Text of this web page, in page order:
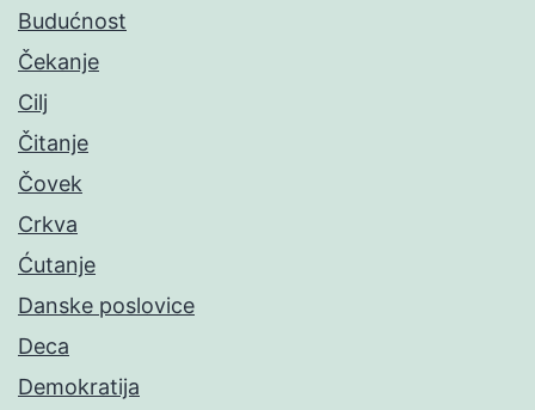
Budućnost
Čekanje
Cilj
Čitanje
Čovek
Crkva
Ćutanje
Danske poslovice
Deca
Demokratija